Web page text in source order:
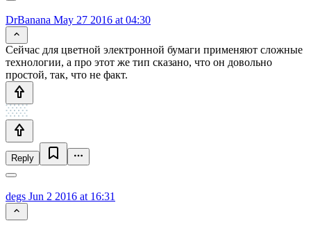
DrBanana May 27 2016 at 04:30
Сейчас для цветной электронной бумаги применяют сложные
технологии, а про этот же тип сказано, что он довольно
простой, так, что не факт.
Reply
degs Jun 2 2016 at 16:31